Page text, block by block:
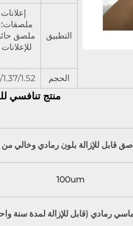
التطبيق
ملصقات؛
ملصق
الحجم
0.914/
منتج تنافسي
قابل للإزالة بلون رمادي وخالي
100um
رمادي (قابل للإزالة لمدة سنة